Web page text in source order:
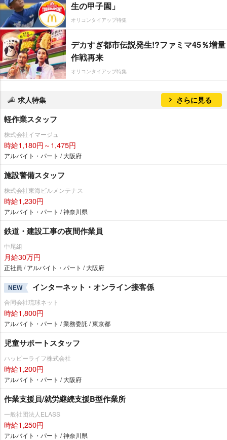
生の甲子園」
オリコンタイアップ特集
デカすぎ都市伝説発生!?ファミマ45％増量
作戦再来
オリコンタイアップ特集
求人特集 さらに見る
軽作業スタッフ
株式会社イマージュ
時給1,180円～1,475円
アルバイト・パート / 大阪府
施設警備スタッフ
株式会社東海ビルメンテナス
時給1,230円
アルバイト・パート / 神奈川県
鉄道・建設工事の夜間作業員
中尾組
月給30万円
正社員 / アルバイト・パート / 大阪府
NEW インターネット・オンライン接客係
合同会社琉球ネット
時給1,800円
アルバイト・パート / 業務委託 / 東京都
児童サポートスタッフ
ハッピーライフ株式会社
時給1,200円
アルバイト・パート / 大阪府
作業支援員/就労継続支援B型作業所
一般社団法人ELASS
時給1,250円
アルバイト・パート / 神奈川県